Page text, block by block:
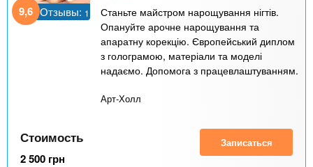
9,6 Отзывы: 1
Станьте майстром нарощування нігтів.
Опануйте арочне нарощування та
апаратну корекцію. Європейський диплом
з голограмою, матеріали та моделі
надаємо. Допомога з працевлаштуванням.
Арт-Холл
Стоимость
2 500 грн
Записаться